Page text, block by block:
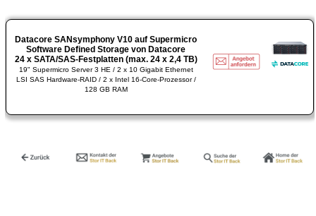
Datacore SANsymphony V10 auf Supermicro
Software Defined Storage von Datacore
24 x SATA/SAS-Festplatten (max. 24 x 2,4 TB)
19" Supermicro Server 3 HE / 2 x 10 Gigabit Ethernet
LSI SAS Hardware-RAID / 2 x Intel 16-Core-Prozessor /
128 GB RAM